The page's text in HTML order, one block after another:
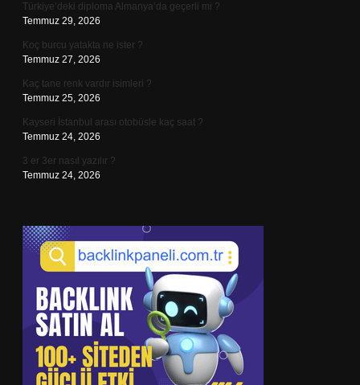
Türkiye’deki diploma Almanya’da geçerli mi ?
Temmuz 29, 2026
Koç burcu yatakta ne ister ?
Temmuz 27, 2026
Kaç tane renk vardır isimleri ?
Temmuz 25, 2026
Kayseri İstanbul arası otobüsle kaç saat ?
Temmuz 24, 2026
3 er 3er nasıl yazılır ?
Temmuz 24, 2026